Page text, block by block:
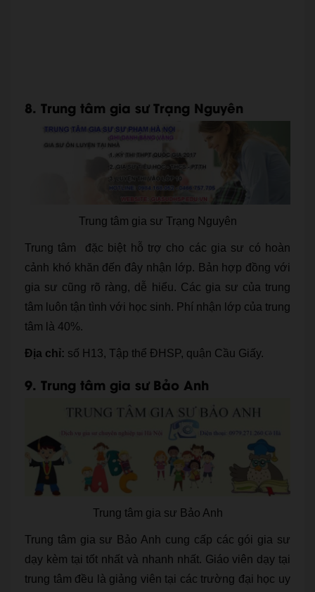
8. Trung tâm gia sư Trạng Nguyên
Trung tâm gia sư Trạng Nguyên
Trung tâm đặc biệt hỗ trợ cho các gia sư có hoàn
cảnh khó khăn đến đây nhận lớp. Bản hợp đồng với
gia sư cũng rõ ràng, dễ hiểu. Các gia sư của trung
tâm luôn tận tình với học sinh. Phí nhận lớp của trung
tâm là 40%.
Địa chỉ: số H13, Tập thể ĐHSP, quận Cầu Giấy.
9. Trung tâm gia sư Bảo Anh
Trung tâm gia sư Bảo Anh
Trung tâm gia sư Bảo Anh cung cấp các gói gia sư
dạy kèm tại tốt nhất và nhanh nhất. Giáo viên dạy tại
trung tâm đều là giảng viên tại các trường đại học uy